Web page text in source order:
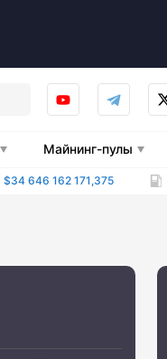
Майнинг-пулы
$34 646 162 171,375